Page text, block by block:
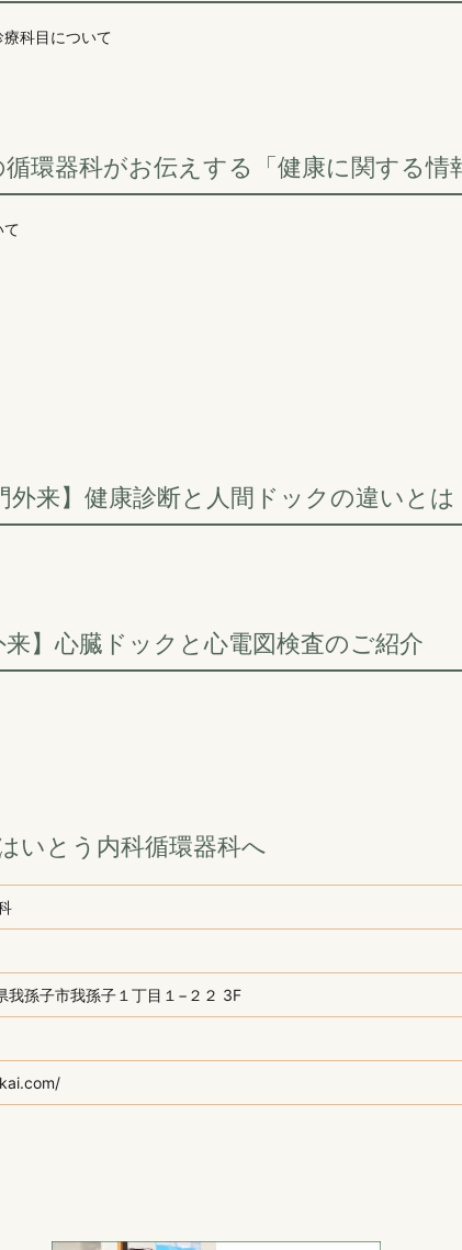
科目について
循環器科がお伝えする「健康に関する情
て
外来】健康診断と人間ドックの違いとは
来】心臓ドックと心電図検査のご紹介
いとう内科循環器科へ
我孫子市我孫子１丁目１−２２ 3F